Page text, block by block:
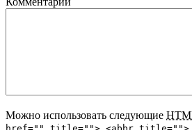
Можно использовать следующие